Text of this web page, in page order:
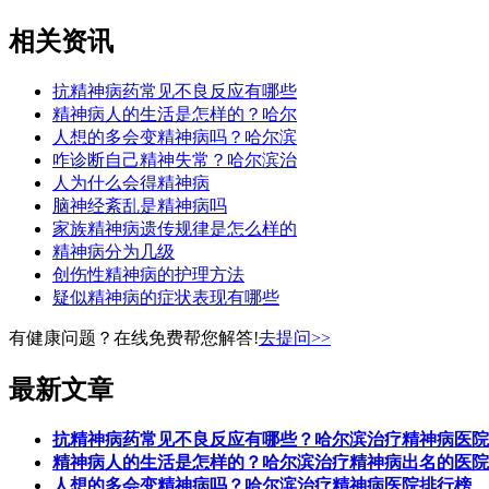
相关资讯
抗精神病药常见不良反应有哪些
精神病人的生活是怎样的？哈尔
人想的多会变精神病吗？哈尔滨
咋诊断自己精神失常？哈尔滨治
人为什么会得精神病
脑神经紊乱是精神病吗
家族精神病遗传规律是怎么样的
精神病分为几级
创伤性精神病的护理方法
疑似精神病的症状表现有哪些
有健康问题？在线免费帮您解答!去提问>>
最新文章
抗精神病药常见不良反应有哪些？哈尔滨治疗精神病医
精神病人的生活是怎样的？哈尔滨治疗精神病出名的医院
人想的多会变精神病吗？哈尔滨治疗精神病医院排行榜